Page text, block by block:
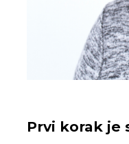
Prvi korak je